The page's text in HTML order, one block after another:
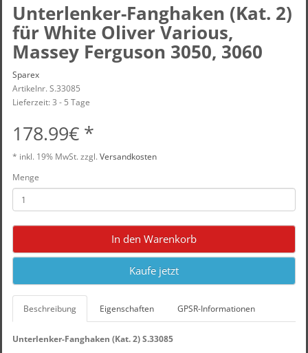
Unterlenker-Fanghaken (Kat. 2)
für White Oliver Various,
Massey Ferguson 3050, 3060
Sparex
Artikelnr. S.33085
Lieferzeit: 3 - 5 Tage
178.99€ *
* inkl. 19% MwSt. zzgl. Versandkosten
Menge
In den Warenkorb
Kaufe jetzt
Beschreibung Eigenschaften GPSR-Informationen
Unterlenker-Fanghaken (Kat. 2) S.33085